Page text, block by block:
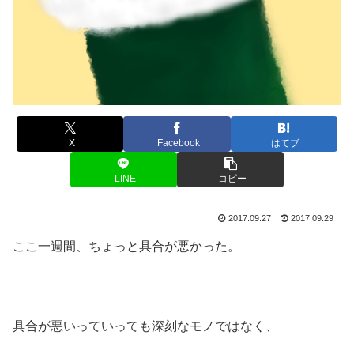
X Facebook はてブ
LINE コピー
2017.09.27 2017.09.29
ここ一週間、ちょっと具合が悪かった。
具合が悪いっていっても深刻なモノではなく、